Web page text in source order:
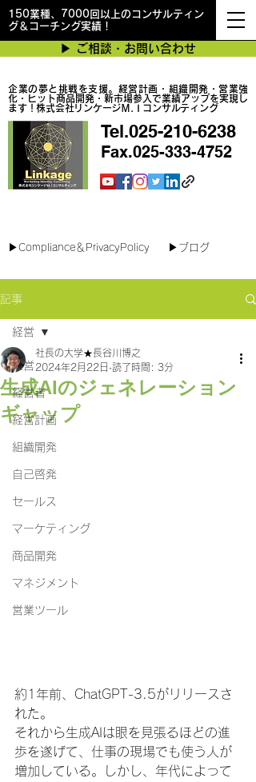
150業種、7000回以上のコンサルティン
グ＆コーチング実績！
企業の夢と挑戦を支援。経営計画・組織開発・営業強
化・ヒット商品開発・新市場参入で業績アップを実現し
ます！株式会社リンケージＭ.Ｉコンサルティング
▶︎ ご相談・お問い合わせ
Tel.025-210-6238
Fax.025-333-4752
▶︎Compliance＆PrivacyPolicy ▶︎ブログ
記事
経営
経営者
経営計画
組織開発
自己啓発
セールス
マーケティング
商品開発
マネジメント
営業ツール
経営
生成AIのジェネレーション
ギャップ
社長の大学★長谷川博之
2024年2月22日 読了時間: 3分
約1年前、ChatGPT-3.5がリリースさ
れた。
それから生成AIは眼を見張るほどの進
歩を遂げて、仕事の現場でも使う人が
増加している。しかし、年代によって